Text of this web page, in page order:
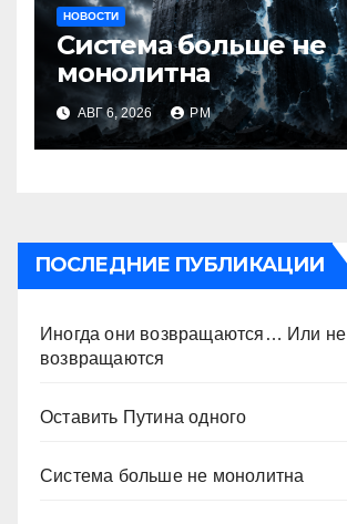
НОВОСТИ
Система больше не
монолитна
АВГ 6, 2026 РМ
ПОСЛЕДНИЕ ПУБЛИКАЦИИ
Иногда они возвращаются… Или не
возвращаются
Оставить Путина одного
Система больше не монолитна